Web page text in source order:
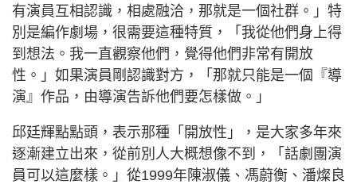
有演員互相認識，相處融洽，那就是一個社群。」特
別是編作劇場，很需要這種特質，「我從他們身上得
到想法。我一直觀察他們，覺得他們非常有開放
性。」如果演員剛認識對方，「那就只能是一個『導
演』作品，由導演告訴他們要怎樣做。」
邱廷輝點點頭，表示那種「開放性」，是大家多年來
逐漸建立出來，從前別人大概想像不到，「話劇團演
員可以這麼樣。」從1999年陳淑儀、馮蔚衡、潘燦良